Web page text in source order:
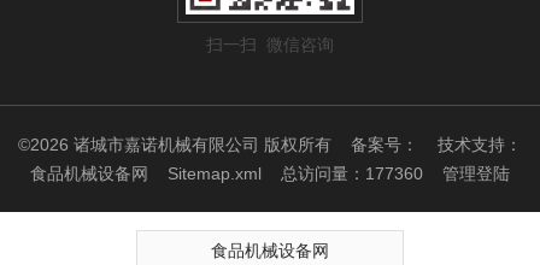
扫一扫 微信咨询
©2026 诸城市嘉诺机械有限公司 版权所有 备案号：
技术支持：
食品机械设备网
Sitemap.xml 总访问量：177360 管理登陆
食品机械设备网